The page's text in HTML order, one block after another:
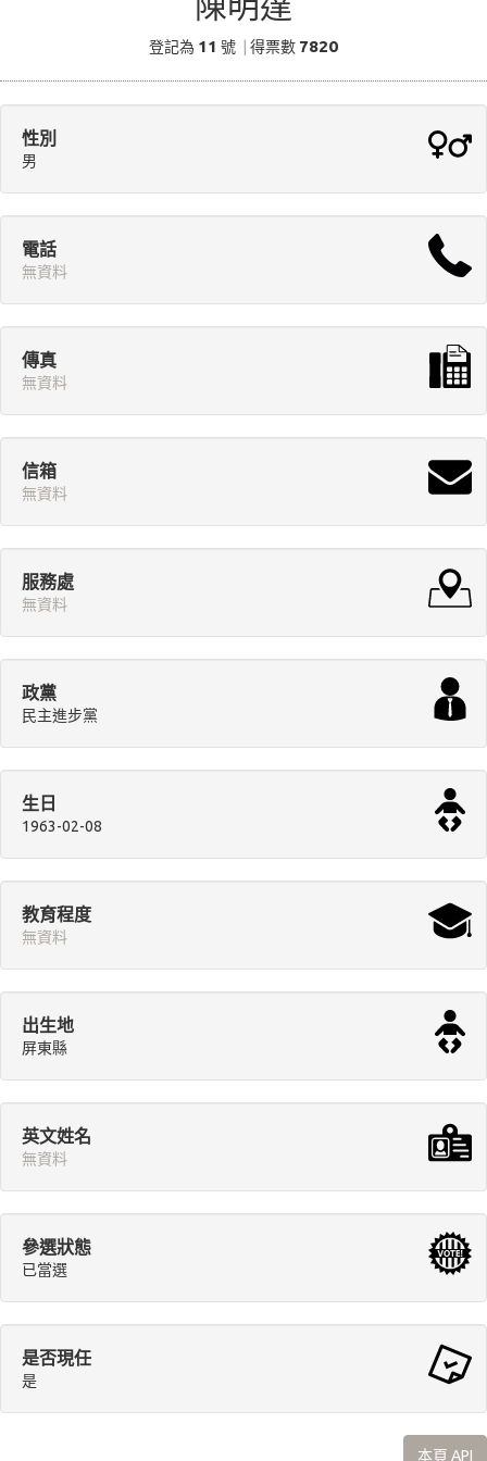
登記為 11 號 得票數 7820
性別
男
電話
無資料
傳真
無資料
信箱
無資料
服務處
無資料
政黨
民主進步黨
生日
1963-02-08
教育程度
無資料
出生地
屏東縣
英文姓名
無資料
參選狀態
已當選
是否現任
是
本頁 API